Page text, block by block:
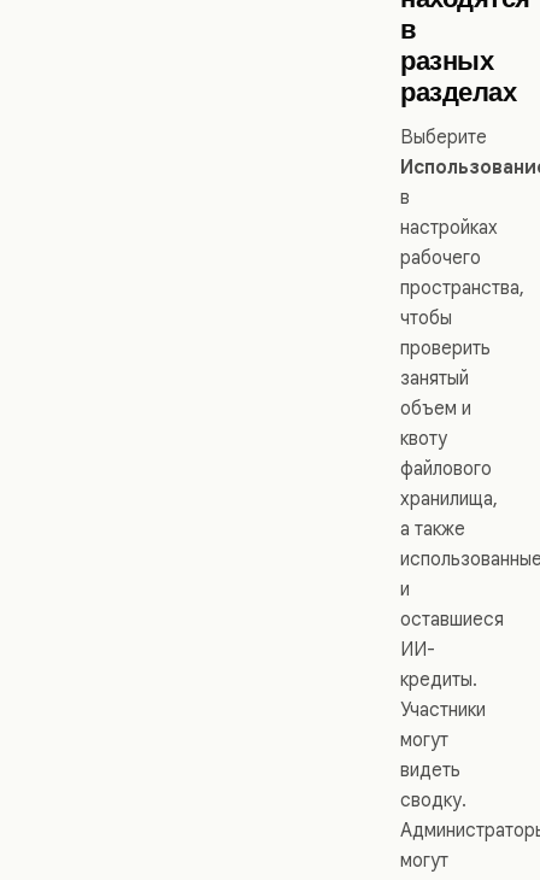
в
разных
разделах
Выберите
в
настройках
рабочего
пространства,
чтобы
проверить
занятый
объем и
квоту
файлового
хранилища,
а также
и
оставшиеся
ИИ-
кредиты.
Участники
могут
видеть
сводку.
могут